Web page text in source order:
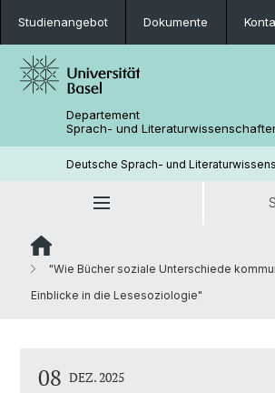
Studienangebot Dokumente
Departement
Sprach- und
Deutsche Sprach- und
"Wie Bücher soziale Unterschiede
Einblicke in die Lesesoziologie"
08 DEZ. 2025